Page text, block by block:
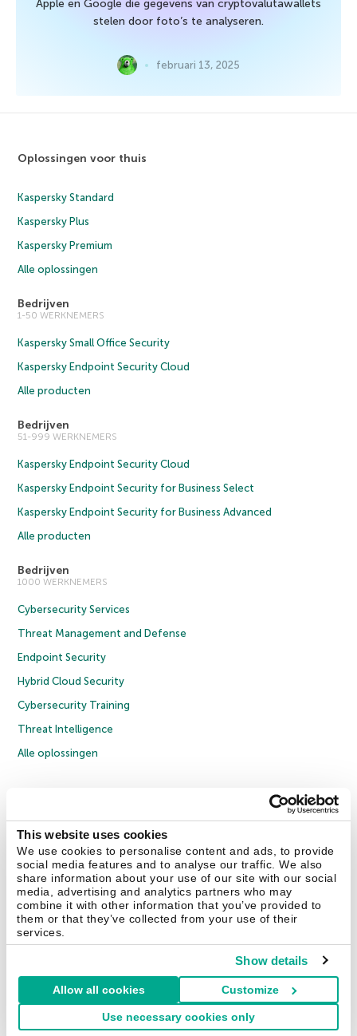
This website uses cookies
We use cookies to personalise content and ads, to provide
social media features and to analyse our traffic. We also
share information about your use of our site with our social
media, advertising and analytics partners who may
combine it with other information that you’ve provided to
them or that they’ve collected from your use of their
services.
Show details
Allow all cookies Customize
Use necessary cookies only
Apple en Google die gegevens van cryptovalutawallets
stelen door foto’s te analyseren.
februari 13, 2025
Oplossingen voor thuis
Kaspersky Standard
Kaspersky Plus
Kaspersky Premium
Alle oplossingen
Bedrijven
1-50 WERKNEMERS
Kaspersky Small Office Security
Kaspersky Endpoint Security Cloud
Alle producten
Bedrijven
51-999 WERKNEMERS
Kaspersky Endpoint Security Cloud
Kaspersky Endpoint Security for Business Select
Kaspersky Endpoint Security for Business Advanced
Alle producten
Bedrijven
1000 WERKNEMERS
Cybersecurity Services
Threat Management and Defense
Endpoint Security
Hybrid Cloud Security
Cybersecurity Training
Threat Intelligence
Alle oplossingen
Privacybeleid
Licentieovereenkomst B2B
Cookies
Contact Us Over ons Partners Blog Resource Center
Persberichten
Vertrouwen in Kaspersky
Securelist Eugene Personal Blog
Nederland & België